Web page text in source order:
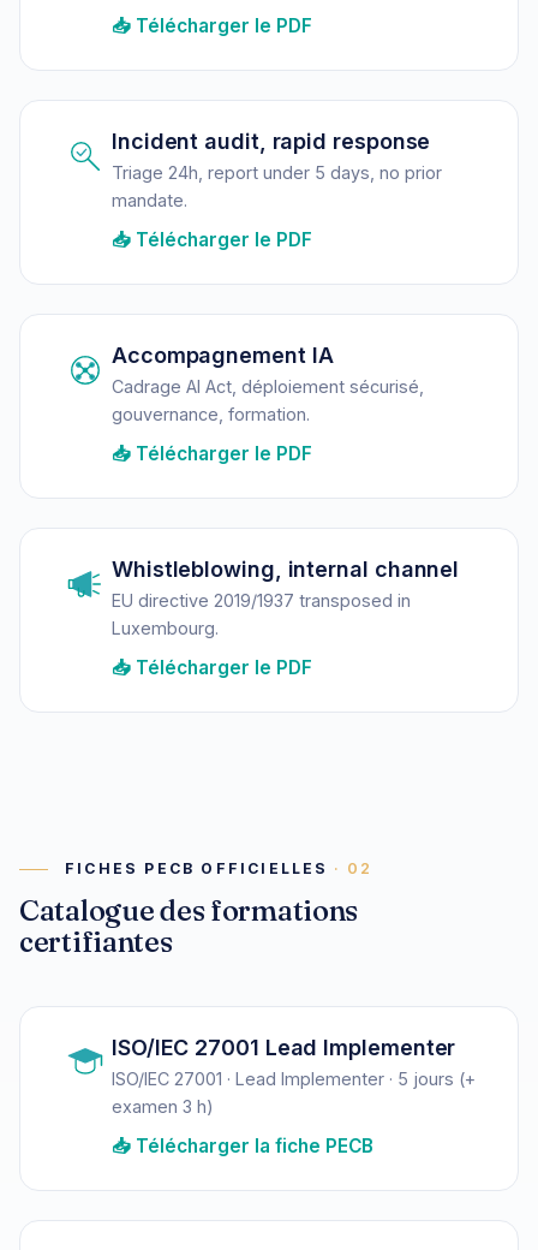
📥 Télécharger le PDF
Incident audit, rapid response
Triage 24h, report under 5 days, no prior
mandate.
📥 Télécharger le PDF
Accompagnement IA
Cadrage AI Act, déploiement sécurisé,
gouvernance, formation.
📥 Télécharger le PDF
Whistleblowing, internal channel
EU directive 2019/1937 transposed in
Luxembourg.
📥 Télécharger le PDF
FICHES PECB OFFICIELLES
Catalogue des formations
certifiantes
ISO/IEC 27001 Lead Implementer
ISO/IEC 27001 · Lead Implementer · 5 jours (+
examen 3 h)
📥 Télécharger la fiche PECB